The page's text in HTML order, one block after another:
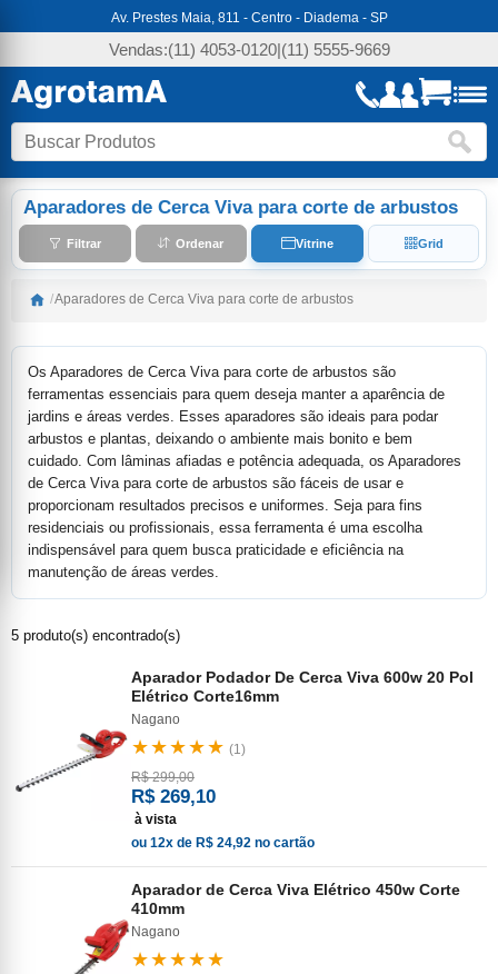
Av. Prestes Maia, 811 - Centro - Diadema - SP
Vendas:(11) 4053-0120|(11) 5555-9669
Aparadores de Cerca Viva para corte de arbustos
Filtrar Ordenar Vitrine Grid
/Aparadores de Cerca Viva para corte de arbustos
Os Aparadores de Cerca Viva para corte de arbustos são
ferramentas essenciais para quem deseja manter a aparência de
jardins e áreas verdes. Esses aparadores são ideais para podar
arbustos e plantas, deixando o ambiente mais bonito e bem
cuidado. Com lâminas afiadas e potência adequada, os Aparadores
de Cerca Viva para corte de arbustos são fáceis de usar e
proporcionam resultados precisos e uniformes. Seja para fins
residenciais ou profissionais, essa ferramenta é uma escolha
indispensável para quem busca praticidade e eficiência na
manutenção de áreas verdes.
5 produto(s) encontrado(s)
Aparador Podador De Cerca Viva 600w 20 Pol
Elétrico Corte16mm
Nagano
★★★★★ (1)
R$ 299,00
R$ 269,10
à vista
ou 12x de R$ 24,92 no cartão
Aparador de Cerca Viva Elétrico 450w Corte
410mm
Nagano
★★★★★